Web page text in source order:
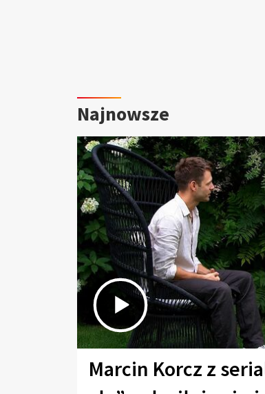
Najnowsze
Marcin Korcz z